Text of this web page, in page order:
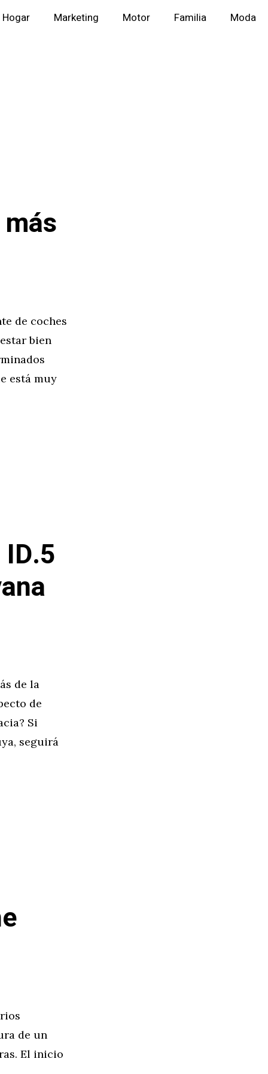
Hogar Marketing Motor Familia Moda
de coches
bien
está muy
de la
de
Si
seguirá
de un
El inicio